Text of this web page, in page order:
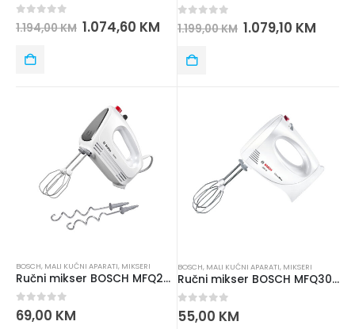
0out of 5
1.194,00KM 1.074,60 KM 0out of 5
1.199,00KM 1.079,10 KM
BOSCH, MALI KUĆNI APARATI, MIKSERI
Ručni mikser BOSCH MFQ22100S
0out of 5
69,00 KM
BOSCH, MALI KUĆNI APARATI, MIKSERI
Ručni mikser BOSCH MFQ3010S
0out of 5
55,00 KM